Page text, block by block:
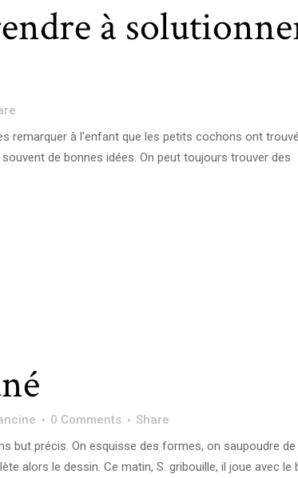
à
remarquer à l'enfant que les petits cochons ont
de bonnes idées. On peut toujours trouver des
0 Comments
Share
but précis. On esquisse des formes, on saupoudre de
alors le dessin. Ce matin, S. gribouille, il joue avec le